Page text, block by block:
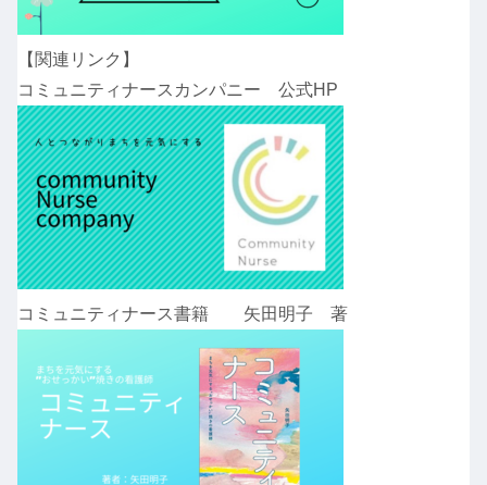
【関連リンク】
コミュニティナースカンパニー 公式HP
コミュニティナース書籍 矢田明子 著